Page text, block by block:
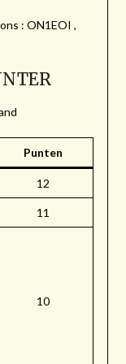
: ON1EOI ,
Punten
12
11
10